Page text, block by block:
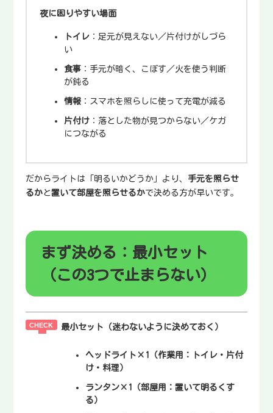
夜に困りやすい場面
トイレ ：足元が見えない／片付けがしづら
い
食事 ：手元が暗く、こぼす／火を使う判断
が鈍る
情報 ：スマホを照らしに使って充電が減る
片付け ：落とした物が見つからない／ケガ
につながる
だからライトは「明るいかどうか」より、 手元を照らせ
るかと置いて部屋を照らせるかで決める方が早いです。
まず決める：最小セット
（この3つで止まらない）
最小セット（迷わないように決めておく）
ヘッドライト×1
（作業用：トイレ・片付
け・料理）
ランタン×1
（部屋用：置いて明るくす
る）